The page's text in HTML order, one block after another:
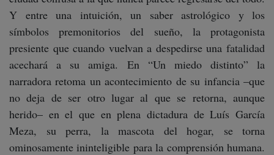
Y entre una intuición, un saber astrológico y los
símbolos premonitorios del sueño, la protagonista
presiente que cuando vuelvan a despedirse una fatalidad
acechará a su amiga. En “Un miedo distinto” la
narradora retoma un acontecimiento de su infancia –que
no deja de ser otro lugar al que se retorna, aunque
herido– en el que en plena dictadura de Luís García
Meza, su perra, la mascota del hogar, se torna
ominosamente ininteligible para la comprensión humana.